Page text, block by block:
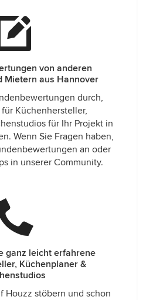
von anderen
Mietern aus Hannover
durch,
Küchenhersteller,
für Ihr Projekt in
Wenn Sie Fragen haben,
an oder
in unserer Community.
ganz leicht erfahrene
Küchenplaner &
Houzz stöbern und schon